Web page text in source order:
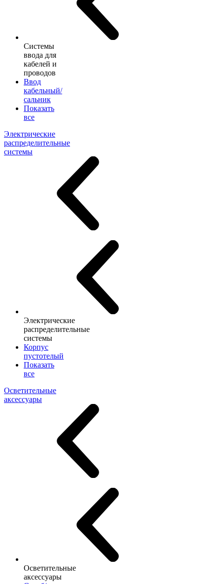
Системы
ввода для
кабелей и
проводов
Ввод
кабельный/
сальник
Показать
все
Электрические
распределительные
системы
Электрические
распределительные
системы
Корпус
пустотелый
Показать
все
Осветительные
аксессуары
Осветительные
аксессуары